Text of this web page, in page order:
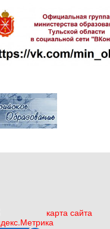
карта сайта